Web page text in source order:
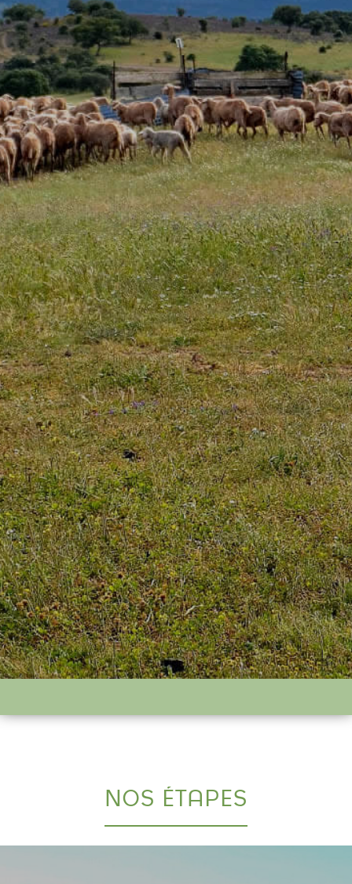
NOS ÉTAPES